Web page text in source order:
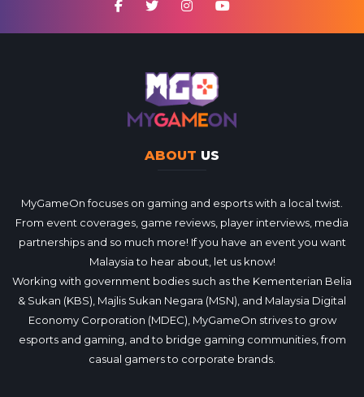
ABOUT US
MyGameOn focuses on gaming and esports with a local twist.
From event coverages, game reviews, player interviews, media
partnerships and so much more! If you have an event you want
Malaysia to hear about, let us know!
Working with government bodies such as the Kementerian Belia
& Sukan (KBS), Majlis Sukan Negara (MSN), and Malaysia Digital
Economy Corporation (MDEC), MyGameOn strives to grow
esports and gaming, and to bridge gaming communities, from
casual gamers to corporate brands.